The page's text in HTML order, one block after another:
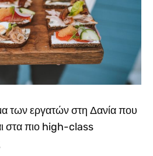
των εργατών στη Δανία που
στα πιο high-class